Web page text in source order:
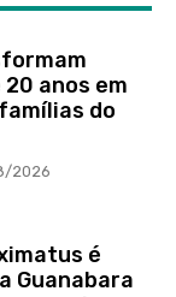
anos em
do
2026
é
Guanabara